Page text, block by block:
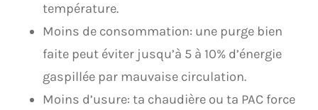
température.
Moins de consommation: une purge bien
faite peut éviter jusqu’à 5 à 10% d’énergie
gaspillée par mauvaise circulation.
Moins d’usure: ta chaudière ou ta PAC force